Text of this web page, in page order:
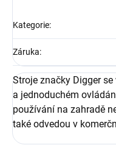
Kategorie:
Záruka:
Stroje značky Digger
a jednoduchém
používání na zahradě
také odvedou v